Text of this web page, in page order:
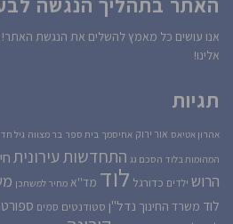
האתר בתהליך הנגשה
אנו עושים כל מאמץ להשלים את הנגשת
אלינו!
תגיות
אהרון אטיאס אור ירוק אחיסמך בית ספר בר מצווה גיל
המהומות בלוד הסכם גג התחדשות עירונית
הרוש ילדים כדורגל לוד מד''א מחיר למשתכן
לוד משרד החינוך נדל''ן סטודנטים סמים ספורט